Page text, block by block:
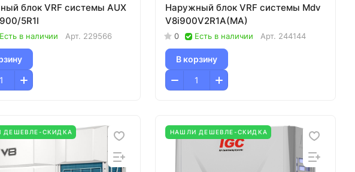
блок VRF системы AUX
5R1I
Есть в наличии Арт. 229566
Наружный блок VRF системы Mdv
V8i900V2R1A(MA)
0 Есть в наличии Арт. 244144
В корзину
ДЕШЕВЛЕ-СКИДКА НАШЛИ ДЕШЕВЛЕ-СКИДКА